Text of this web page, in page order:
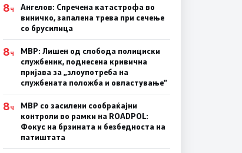
8Ч
Ангелов: Спречена катастрофа во
виничко, запалена трева при сечење
со брусилица
8Ч
МВР: Лишен од слобода полициски
службеник, поднесена кривична
пријава за „злоупотреба на
службената положба и овластување”
8Ч
МВР со засилени сообраќајни
контроли во рамки на ROADPOL:
Фокус на брзината и безбедноста на
патиштата